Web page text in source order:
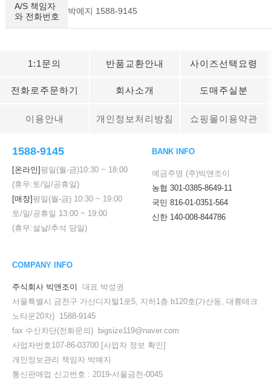
A/S 책임자
와 전화번호
박예지 1588-9145
1:1문의 반품교환안내 사이즈선택요령
전화로주문하기 회사소개 도매주실분
이용안내 개인정보처리방침 쇼핑몰이용약관
1588-9145
[온라인]평일(월-금)10:30 ~ 18:00
(휴무:토/일/공휴일)
[매장]평일(월-금) 10:30 ~ 19:00
토/일/공휴일 13:00 ~ 19:00
(휴무:설날/추석 당일)
BANK INFO
예금주명 (주)빅앤조이
농협 301-0385-8649-11
국민 816-01-0351-564
신한 140-008-844786
COMPANY INFO
주식회사 빅앤조이
대표 박성권
서울특별시 금천구 가산디지털1로5, 지하1층 b120호(가산동, 대륭테크
노타운20차) 1588-9145
fax 수신차단(전화문의) bigsize119@naver.com
사업자번호107-86-03700 [사업자 정보 확인]
개인정보관리 책임자 박예지
통신판매업 신고번호 : 2019-서울금천-0045